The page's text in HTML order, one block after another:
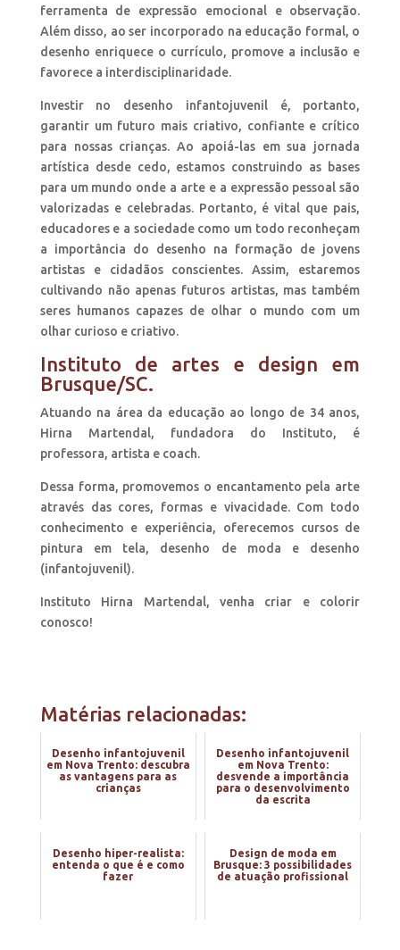
ferramenta de expressão emocional e observação.
Além disso, ao ser incorporado na educação formal, o
desenho enriquece o currículo, promove a inclusão e
favorece a interdisciplinaridade.
Investir no desenho infantojuvenil é, portanto,
garantir um futuro mais criativo, confiante e crítico
para nossas crianças. Ao apoiá-las em sua jornada
artística desde cedo, estamos construindo as bases
para um mundo onde a arte e a expressão pessoal são
valorizadas e celebradas. Portanto, é vital que pais,
educadores e a sociedade como um todo reconheçam
a importância do desenho na formação de jovens
artistas e cidadãos conscientes. Assim, estaremos
cultivando não apenas futuros artistas, mas também
seres humanos capazes de olhar o mundo com um
olhar curioso e criativo.
Instituto de artes e design em
Brusque/SC.
Atuando na área da educação ao longo de 34 anos,
Hirna Martendal, fundadora do Instituto, é
professora, artista e coach.
Dessa forma, promovemos o encantamento pela arte
através das cores, formas e vivacidade. Com todo
conhecimento e experiência, oferecemos cursos de
pintura em tela, desenho de moda e desenho
(infantojuvenil).
Instituto Hirna Martendal, venha criar e colorir
conosco!
Matérias relacionadas:
Desenho infantojuvenil
em Nova Trento: descubra
as vantagens para as
crianças
Desenho infantojuvenil
em Nova Trento:
desvende a importância
para o desenvolvimento
da escrita
Desenho hiper-realista:
entenda o que é e como
fazer
Design de moda em
Brusque: 3 possibilidades
de atuação profissional